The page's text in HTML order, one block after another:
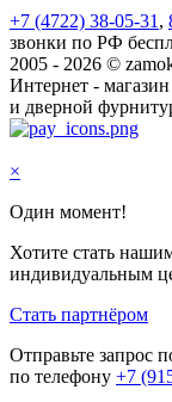
+7 (4722) 38-05-31 ,
звонки по РФ
2005 - 2026 ©
Интернет - магазин
и дверной
×
Один момент!
Хотите стать
индивидуальным
Стать партнёром
Отправьте запрос
по телефону +7